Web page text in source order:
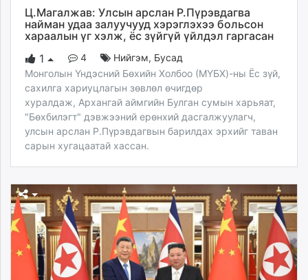
Ц.Магалжав: Улсын арслан Р.Пүрэвдагва
найман удаа залуучууд хэрэглэхээ больсон
хараалын үг хэлж, ёс зүйгүй үйлдэл гаргасан
1
4 Нийгэм, Бусад
Монголын Үндэсний Бөхийн Холбоо (МҮБХ)-ны Ёс зүй,
сахилга хариуцлагын зөвлөл өчигдөр
хуралдаж, Архангай аймгийн Булган сумын харьяат,
"Бөхбилэгт" дэвжээний ерөнхий дасгалжуулагч,
улсын арслан Р.Пүрэвдагвын барилдах эрхийг таван
сарын хугацаатай хассан.